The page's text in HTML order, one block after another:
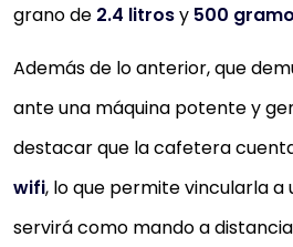
grano de 2.4 litrosy 500
Además de lo anterior, que
ante una máquina potente y
destacar que la cafetera
wifi, lo que permite vincularla a
servirá como mando a